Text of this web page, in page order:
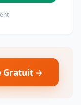
Gratuit →